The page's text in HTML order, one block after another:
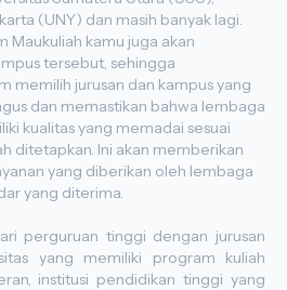
(UNY) dan masih banyak lagi.
Maukuliah kamu juga akan
tersebut, sehingga
memilih jurusan dan kampus yang
dan memastikan bahwa lembaga
kualitas yang memadai sesuai
ditetapkan. Ini akan memberikan
yang diberikan oleh lembaga
yang diterima.
perguruan tinggi dengan jurusan
yang memiliki program kuliah
institusi pendidikan tinggi yang